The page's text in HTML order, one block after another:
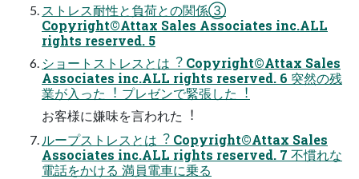
ストレス耐性と負荷との関係③
Copyright©Attax Sales Associates inc.ALL
rights reserved. 5
ショートストレスとは︖ Copyright©Attax Sales
Associates inc.ALL rights reserved. 6 突然の残
業が⼊った︕ プレゼンで緊張した︕
お客様に嫌味を⾔われた︕
ループストレスとは︖ Copyright©Attax Sales
Associates inc.ALL rights reserved. 7 不慣れな
電話をかける 満員電⾞に乗る